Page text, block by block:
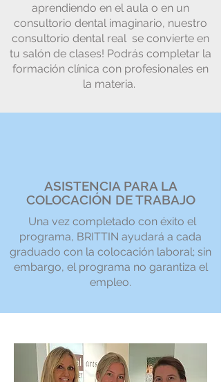
aprendiendo en el aula o en un
consultorio dental imaginario, nuestro
consultorio dental real se convierte en
tu salón de clases! Podrás completar la
formación clínica con profesionales en
la materia.
ASISTENCIA PARA LA
COLOCACIÓN DE TRABAJO
Una vez completado con éxito el
programa, BRITTIN ayudará a cada
graduado con la colocación laboral; sin
embargo, el programa no garantiza el
empleo.